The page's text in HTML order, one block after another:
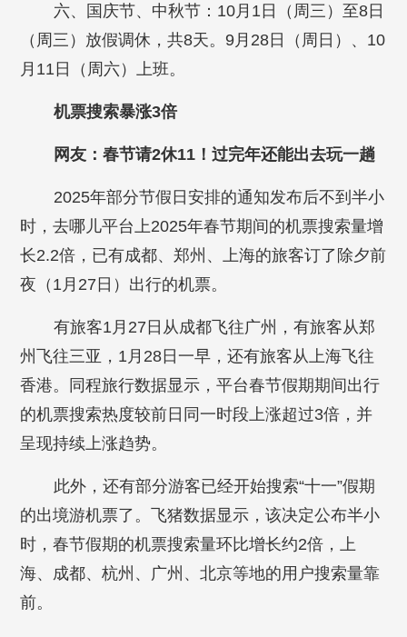
六、国庆节、中秋节：10月1日（周三）至8日
（周三）放假调休，共8天。9月28日（周日）、10
月11日（周六）上班。
机票搜索暴涨3倍
网友：春节请2休11！过完年还能出去玩一趟
2025年部分节假日安排的通知发布后不到半小
时，去哪儿平台上2025年春节期间的机票搜索量增
长2.2倍，已有成都、郑州、上海的旅客订了除夕前
夜（1月27日）出行的机票。
有旅客1月27日从成都飞往广州，有旅客从郑
州飞往三亚，1月28日一早，还有旅客从上海飞往
香港。同程旅行数据显示，平台春节假期期间出行
的机票搜索热度较前日同一时段上涨超过3倍，并
呈现持续上涨趋势。
此外，还有部分游客已经开始搜索“十一”假期
的出境游机票了。飞猪数据显示，该决定公布半小
时，春节假期的机票搜索量环比增长约2倍，上
海、成都、杭州、广州、北京等地的用户搜索量靠
前。